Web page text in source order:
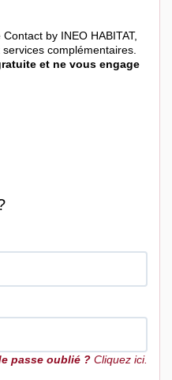
by INEO HABITAT,
complémentaires.
et ne vous engage
passe oublié ? Cliquez ici.